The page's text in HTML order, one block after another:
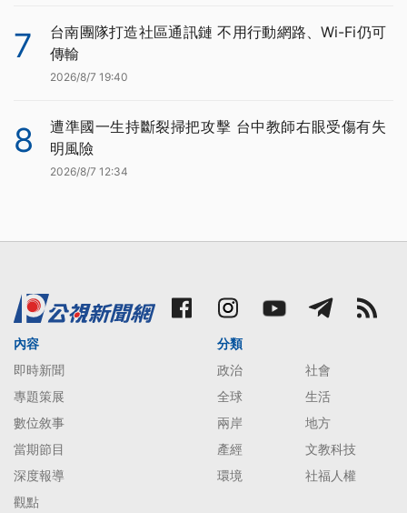
7
台南團隊打造社區通訊鏈 不用行動網路、Wi-Fi仍可
傳輸
2026/8/7 19:40
8
遭準國一生持斷裂掃把攻擊 台中教師右眼受傷有失
明風險
2026/8/7 12:34
內容
即時新聞
專題策展
數位敘事
當期節目
深度報導
觀點
分類
政治
社會
全球
生活
兩岸
地方
產經
文教科技
環境
社福人權